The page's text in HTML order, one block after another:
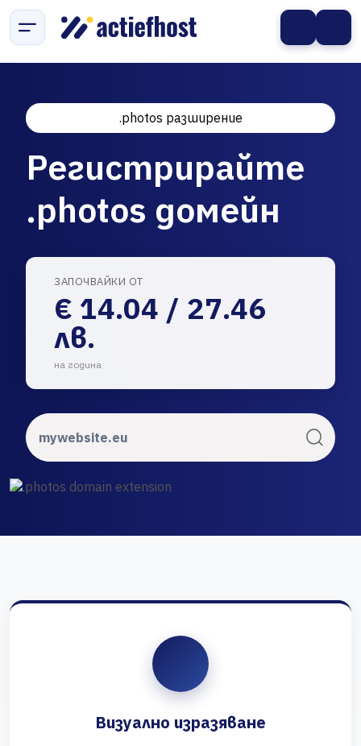
.photos разширение
Регистрирайте
.photos домейн
ЗАПОЧВАЙКИ ОТ
€ 14.04 / 27.46
лв.
на година
Визуално изразяване